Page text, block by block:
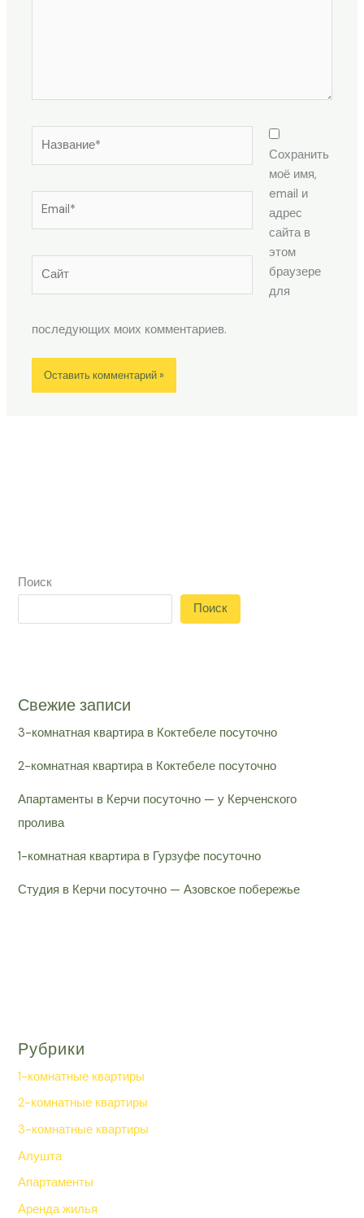
Сохранить
моё имя,
email и
адрес
сайта в
этом
браузере
для
последующих моих комментариев.
Поиск
Поиск
Свежие записи
3-комнатная квартира в Коктебеле посуточно
2-комнатная квартира в Коктебеле посуточно
Апартаменты в Керчи посуточно — у Керченского
пролива
1-комнатная квартира в Гурзуфе посуточно
Студия в Керчи посуточно — Азовское побережье
Рубрики
1-комнатные квартиры
2-комнатные квартиры
3-комнатные квартиры
Алушта
Апартаменты
Аренда жилья